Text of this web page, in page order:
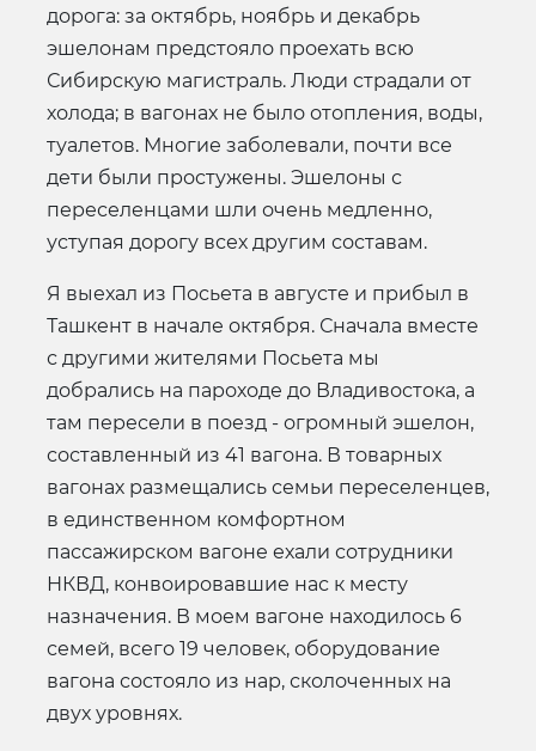
дорога: за октябрь, ноябрь и декабрь
эшелонам предстояло проехать всю
Сибирскую магистраль. Люди страдали от
холода; в вагонах не было отопления, воды,
туалетов. Многие заболевали, почти все
дети были простужены. Эшелоны с
переселенцами шли очень медленно,
уступая дорогу всех другим составам.
Я выехал из Посьета в августе и прибыл в
Ташкент в начале октября. Сначала вместе
с другими жителями Посьета мы
добрались на пароходе до Владивостока, а
там пересели в поезд - огромный эшелон,
составленный из 41 вагона. В товарных
вагонах размещались семьи переселенцев,
в единственном комфортном
пассажирском вагоне ехали сотрудники
НКВД, конвоировавшие нас к месту
назначения. В моем вагоне находилось 6
семей, всего 19 человек, оборудование
вагона состояло из нар, сколоченных на
двух уровнях.